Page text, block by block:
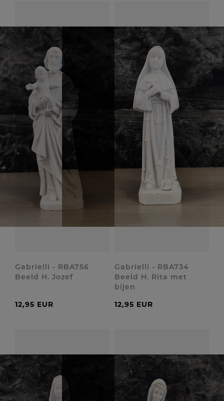
Gabrielli - RBA756
Beeld H. Jozef
12,95 EUR
Gabrielli - RBA734
Beeld H. Rita met
bijen
12,95 EUR